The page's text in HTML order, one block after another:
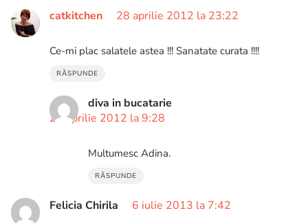
catkitchen 28 aprilie 2012 la 23:22
Ce-mi plac salatele astea !!! Sanatate curata !!!!
RĂSPUNDE
diva in bucatarie
29 aprilie 2012 la 9:28
Multumesc Adina.
RĂSPUNDE
Felicia Chirila 6 iulie 2013 la 7:42